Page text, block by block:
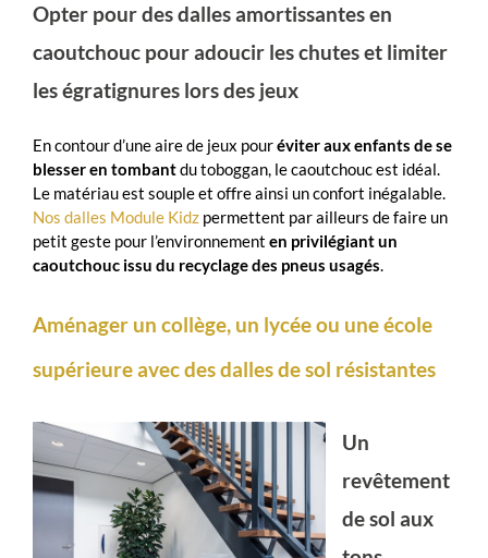
Opter pour des dalles amortissantes en
caoutchouc pour adoucir les chutes et limiter
les égratignures lors des jeux
En contour d’une aire de jeux pouréviter aux enfants de se
blesser en tombantdu toboggan, le caoutchouc est idéal.
Le matériau est souple et offre ainsi un confort inégalable.
Nos dalles Module Kidz permettent par ailleurs de faire un
petit geste pour l’environnement en privilégiant un
caoutchouc issu du recyclage des pneus usagés.
Aménager un collège, un lycée ou une école
supérieure avec des dalles de sol résistantes
Un
revêtement
de sol aux